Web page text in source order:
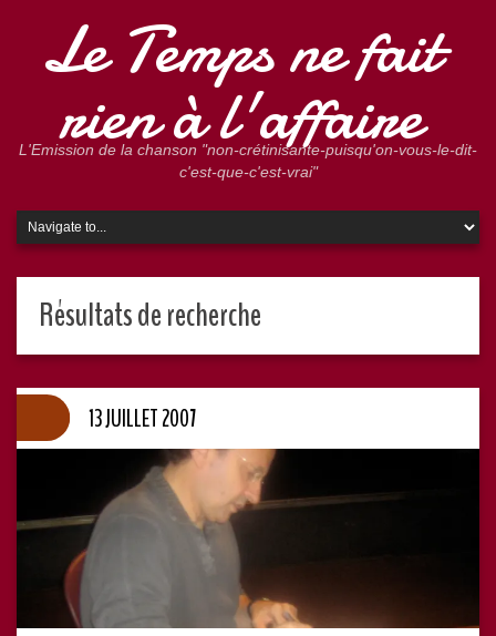
Le Temps ne fait
rien à l'affaire
L'Emission de la chanson "non-crétinisante-puisqu'on-vous-le-dit-
c'est-que-c'est-vrai"
Résultats de recherche
13 JUILLET 2007